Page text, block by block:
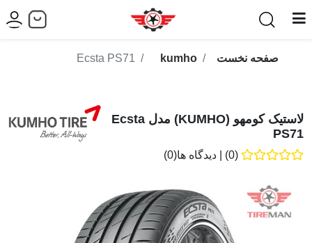
صفحه نخست kumho
Ecsta PS71
لاستیک کومهو (KUMHO) مدل Ecsta
PS71
(0) دیدگاه ها(0)